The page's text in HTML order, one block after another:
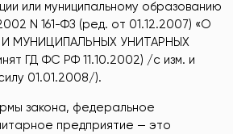
или муниципальному образованию
N 161-ФЗ (ред. от 01.12.2007) «О
МУНИЦИПАЛЬНЫХ УНИТАРНЫХ
ГД ФС РФ 11.10.2002) /с изм. и
01.01.2008/).
закона, федеральное
предприятие — это